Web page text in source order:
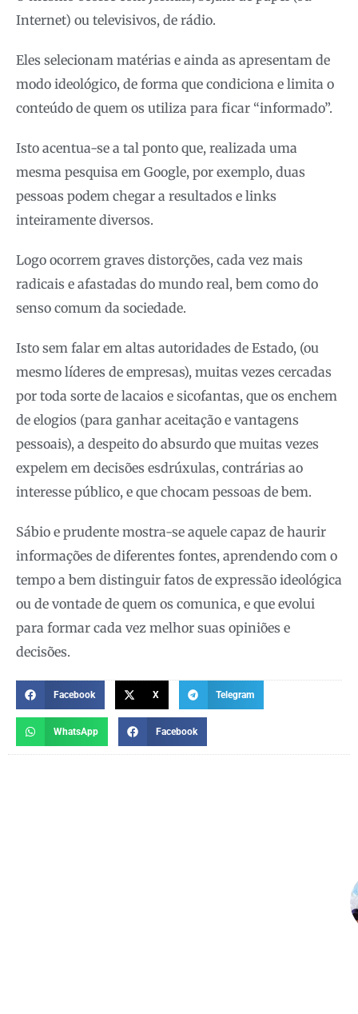
Internet) ou televisivos, de rádio.
Eles selecionam matérias e ainda as apresentam de
modo ideológico, de forma que condiciona e limita o
conteúdo de quem os utiliza para ficar “informado”.
Isto acentua-se a tal ponto que, realizada uma
mesma pesquisa em Google, por exemplo, duas
pessoas podem chegar a resultados e links
inteiramente diversos.
Logo ocorrem graves distorções, cada vez mais
radicais e afastadas do mundo real, bem como do
senso comum da sociedade.
Isto sem falar em altas autoridades de Estado, (ou
mesmo líderes de empresas), muitas vezes cercadas
por toda sorte de lacaios e sicofantas, que os enchem
de elogios (para ganhar aceitação e vantagens
pessoais), a despeito do absurdo que muitas vezes
expelem em decisões esdrúxulas, contrárias ao
interesse público, e que chocam pessoas de bem.
Sábio e prudente mostra-se aquele capaz de haurir
informações de diferentes fontes, aprendendo com o
tempo a bem distinguir fatos de expressão ideológica
ou de vontade de quem os comunica, e que evolui
para formar cada vez melhor suas opiniões e
decisões.
Facebook X Telegram
WhatsApp Facebook